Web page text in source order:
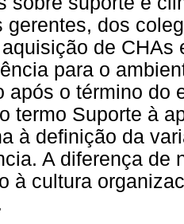
gerentes, dos
de CHAs
para o
após o término do
termo Suporte à
à definição da
A diferença de
à cultura